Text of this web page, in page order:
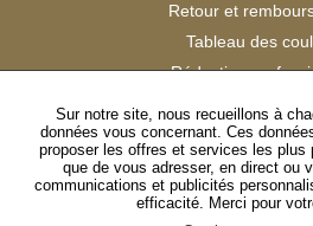
Retour et
Tableau des
Réduction
Catalogues
Satisfaction
SUIVEZ-
Sur notre site, nous recueillons à
données vous concernant. Ces
proposer les offres et services les plus
que de vous adresser, en direct ou
communications et publicités
efficacité. Merci pour